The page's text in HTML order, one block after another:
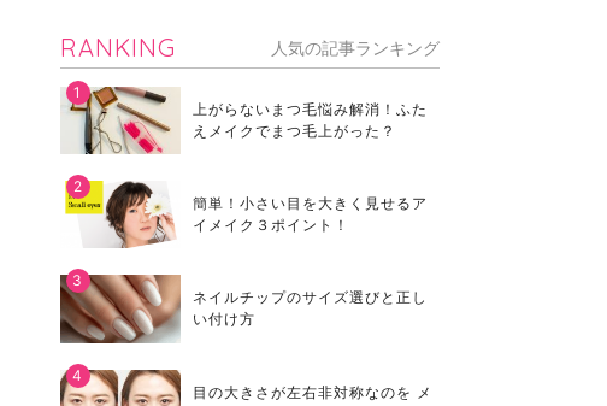
RANKING 人気の記事ランキング
上がらないまつ毛悩み解消！ふた
えメイクでまつ毛上がった？
簡単！小さい目を大きく見せるア
イメイク３ポイント！
ネイルチップのサイズ選びと正し
い付け方
目の大きさが左右非対称なのを メ